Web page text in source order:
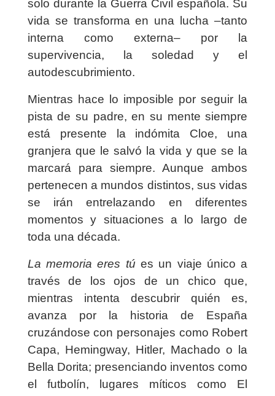
solo durante la Guerra Civil española. Su
vida se transforma en una lucha –tanto
interna como externa– por la
supervivencia, la soledad y el
autodescubrimiento.
Mientras hace lo imposible por seguir la
pista de su padre, en su mente siempre
está presente la indómita Cloe, una
granjera que le salvó la vida y que se la
marcará para siempre. Aunque ambos
pertenecen a mundos distintos, sus vidas
se irán entrelazando en diferentes
momentos y situaciones a lo largo de
toda una década.
La memoria eres tú es un viaje único a
través de los ojos de un chico que,
mientras intenta descubrir quién es,
avanza por la historia de España
cruzándose con personajes como Robert
Capa, Hemingway, Hitler, Machado o la
Bella Dorita; presenciando inventos como
el futbolín, lugares míticos como El